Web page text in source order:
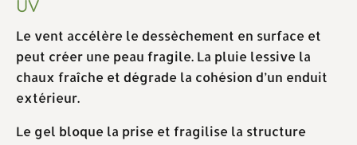
UV
Le vent accélère le dessèchement en surface et
peut créer une peau fragile. La pluie lessive la
chaux fraîche et dégrade la cohésion d’un enduit
extérieur.
Le gel bloque la prise et fragilise la structure